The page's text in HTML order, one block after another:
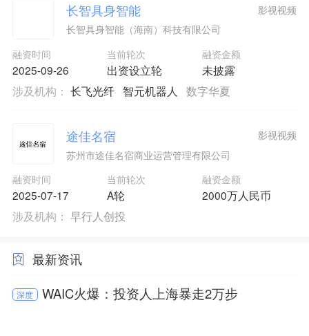
长智具身智能
长智具身智能（海南）科技有限公司
融资时间
2025-09-26
当前轮次
出资设立轮
融资金额
未披露
影视视频
涉及机构： 长飞光纤 智元机器人 数字华夏
途佳名宿
苏州市途佳名宿商业运营管理有限公司
融资时间
2025-07-17
当前轮次
A轮
融资金额
2000万人民币
影视视频
涉及机构： 早行人创投
最新资讯
深度 WAIC火爆：投资人上海暴走2万步